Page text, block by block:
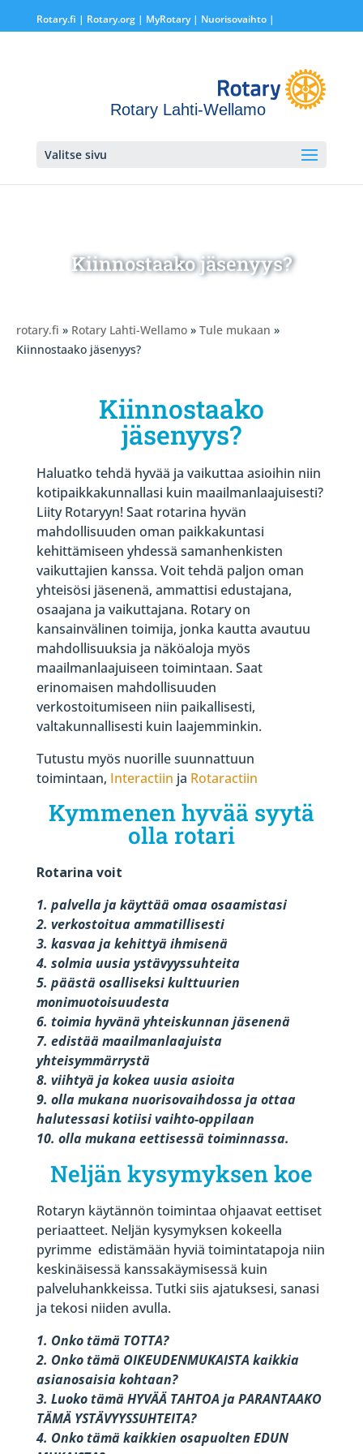
Rotary.fi | Rotary.org| MyRotary | Nuorisovaihto|
Rotary Lahti-Wellamo
Valitse sivu
Kiinnostaako jäsenyys?
rotary.fi » Rotary Lahti-Wellamo » Tule mukaan »
Kiinnostaako jäsenyys?
Kiinnostaako
jäsenyys?
Haluatko tehdä hyvää ja vaikuttaa asioihin niin
kotipaikkakunnallasi kuin maailmanlaajuisesti?
Liity Rotaryyn! Saat rotarina hyvän
mahdollisuuden oman paikkakuntasi
kehittämiseen yhdessä samanhenkisten
vaikuttajien kanssa. Voit tehdä paljon oman
yhteisösi jäsenenä, ammattisi edustajana,
osaajana ja vaikuttajana. Rotary on
kansainvälinen toimija, jonka kautta avautuu
mahdollisuuksia ja näköaloja myös
maailmanlaajuiseen toimintaan. Saat
erinomaisen mahdollisuuden
verkostoitumiseen niin paikallisesti,
valtakunnallisesti kuin laajemminkin.
Tutustu myös nuorille suunnattuun
toimintaan, Interactiin ja Rotaractiin
Kymmenen hyvää syytä
olla rotari
Rotarina voit
1. palvella ja käyttää omaa osaamistasi
2. verkostoitua ammatillisesti
3. kasvaa ja kehittyä ihmisenä
4. solmia uusia ystävyyssuhteita
5. päästä osalliseksi kulttuurien
monimuotoisuudesta
6. toimia hyvänä yhteiskunnan jäsenenä
7. edistää maailmanlaajuista
yhteisymmärrystä
8. viihtyä ja kokea uusia asioita
9. olla mukana nuorisovaihdossa ja ottaa
halutessasi kotiisi vaihto-oppilaan
10. olla mukana eettisessä toiminnassa.
Neljän kysymyksen koe
Rotaryn käytännön toimintaa ohjaavat eettiset
periaatteet. Neljän kysymyksen kokeella
pyrimme edistämään hyviä toimintatapoja niin
keskinäisessä kanssakäymisessä kuin
palveluhankkeissa. Tutki siis ajatuksesi, sanasi
ja tekosi niiden avulla.
1. Onko tämä TOTTA?
2. Onko tämä OIKEUDENMUKAISTA kaikkia
asianosaisia kohtaan?
3. Luoko tämä HYVÄÄ TAHTOA ja PARANTAAKO
TÄMÄ YSTÄVYYSSUHTEITA?
4. Onko tämä kaikkien osapuolten EDUN